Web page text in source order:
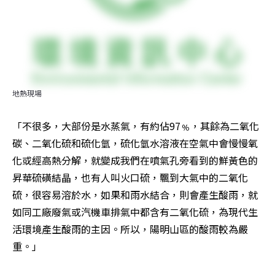
地熱現場
「不很多，大部份是水蒸氣，有約佔97﹪，其餘為二氧化
碳、二氧化硫和硫化氫，硫化氫水溶液在空氣中會慢慢氧
化或經高熱分解，就變成我們在噴氣孔旁看到的鮮黃色的
昇華硫磺結晶，也有人叫火口硫，飄到大氣中的二氧化
硫，很容易溶於水，如果和雨水結合，則會產生酸雨，就
如同工廠廢氣或汽機車排氣中都含有二氧化硫，為現代生
活環境產生酸雨的主因。所以，陽明山區的酸雨較為嚴
重。」